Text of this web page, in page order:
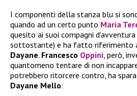
I componenti della stanza blu si
quando ad un certo punto Maria
quesito ai suoi compagni
sottostante) e ha fatto riferimento
Dayane. Francesco Oppini, però,
quantomeno tentare di non
potrebbero ritorcere contro, ha
Dayane Mello: